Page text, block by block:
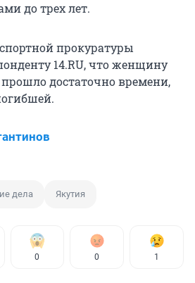
до трех лет.
прокуратуры
14.RU, что женщину
достаточно времени,
дела Якутия
0 0 1